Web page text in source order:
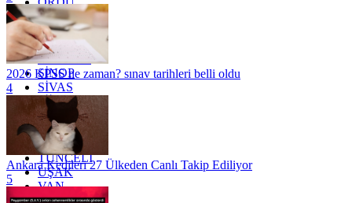
OSMANİYE
RİZE
SAKARYA
SAMSUN
SİNOP
SİVAS
SİİRT
TEKİRDAĞ
TOKAT
TRABZON
TUNCELİ
UŞAK
VAN
YALOVA
2026 KPSS ne zaman? sınav tarihleri belli oldu
4
Ankara Kedileri 27 Ülkeden Canlı Takip Ediliyor
5